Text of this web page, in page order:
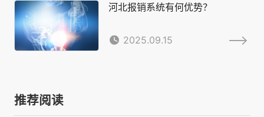
河北报销系统有何优势？
2025.09.15
推荐阅读